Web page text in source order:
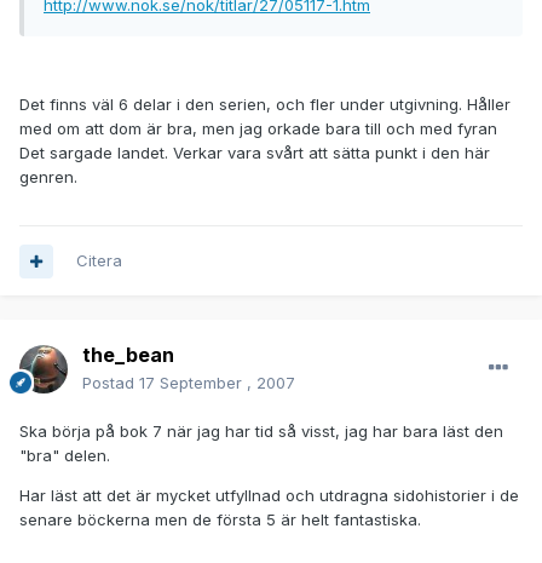
http://www.nok.se/nok/titlar/27/05117-1.htm
Det finns väl 6 delar i den serien, och fler under utgivning. Håller
med om att dom är bra, men jag orkade bara till och med fyran
Det sargade landet. Verkar vara svårt att sätta punkt i den här
genren.
Citera
the_bean
Postad 17 September , 2007
Ska börja på bok 7 när jag har tid så visst, jag har bara läst den
"bra" delen.
Har läst att det är mycket utfyllnad och utdragna sidohistorier i de
senare böckerna men de första 5 är helt fantastiska.